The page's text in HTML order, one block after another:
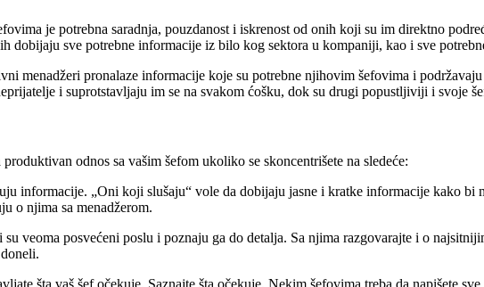
je potrebna saradnja, pouzdanost i iskrenost od onih koji su im direktno
sve potrebne informacije iz bilo kog sektora u kompaniji, kao i sve
menadžeri pronalaze informacije koje su potrebne njihovim šefovima i
i suprotstavljaju im se na svakom ćošku, dok su drugi popustljiviji i svoje
odnos sa vašim šefom ukoliko se skoncentrišete na sledeće:
informacije. „Oni koji slušaju“ vole da dobijaju jasne i kratke informacije kako bi
o njima sa menadžerom.
veoma posvećeni poslu i poznaju ga do detalja. Sa njima razgovarajte i o
šta vaš šef očekuje. Saznajte šta očekuje. Nekim šefovima treba da napišete